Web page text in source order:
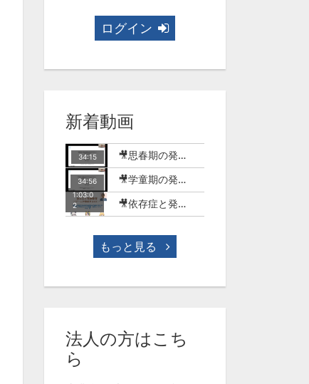
ログイン
新着動画
34:15 🎥思春期の発達障害のある子どもとSNSの世界【MT-18】
34:56 🎥学童期の発達障害のある子どもとSNSやゲームの世界【MT-17】
1:03:0
2
🎥依存症と発達障害-ゲーム行動症を中心に-(今村明)【WME-10】
もっと見る
法人の方はこち
ら